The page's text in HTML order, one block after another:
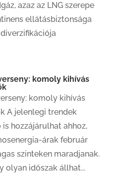
azaz az LNG szerepe
ellátásbiztonsága
komoly kihívás
komoly kihívás
A jelenlegi trendek
hozzájárulhat ahhoz,
árak február
szinteken maradjanak.
olyan időszak állhat...